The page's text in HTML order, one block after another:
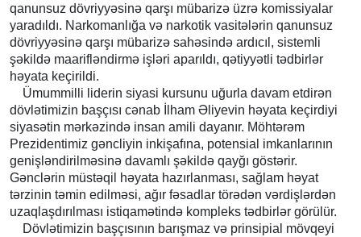
qanunsuz dövriyyəsinə qarşı mübarizə üzrə komissiyalar
yaradıldı. Narkomanlığa və narkotik vasitələrin qanunsuz
dövriyyəsinə qarşı mübarizə sahəsində ardıcıl, sistemli
şəkildə maarifləndirmə işləri aparıldı, qətiyyətli tədbirlər
həyata keçirildi.
Ümummilli liderin siyasi kursunu uğurla davam etdirən
dövlətimizin başçısı cənab İlham Əliyevin həyata keçirdiyi
siyasətin mərkəzində insan amili dayanır. Möhtərəm
Prezidentimiz gəncliyin inkişafına, potensial imkanlarının
genişləndirilməsinə davamlı şəkildə qayğı göstərir.
Gənclərin müstəqil həyata hazırlanması, sağlam həyat
tərzinin təmin edilməsi, ağır fəsadlar törədən vərdişlərdən
uzaqlaşdırılması istiqamətində kompleks tədbirlər görülür.
Dövlətimizin başçısının barışmaz və prinsipial mövqeyi